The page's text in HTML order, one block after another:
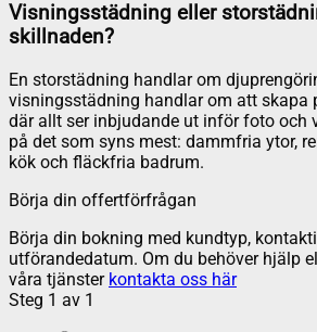
Visningsstädning eller
skillnaden?
En storstädning handlar om
visningsstädning handlar om att skapa
där allt ser inbjudande ut inför foto och
på det som syns mest: dammfria ytor,
kök och fläckfria badrum.
Börja din offertförfrågan
Börja din bokning med kundtyp,
utförandedatum. Om du behöver hjälp
våra tjänster kontakta oss här
Steg 1 av 1